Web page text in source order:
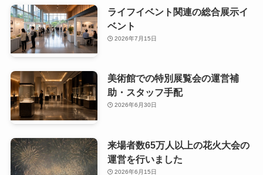
ライフイベント関連の総合展示イ
ベント
2026年7月15日
美術館での特別展覧会の運営補
助・スタッフ手配
2026年6月30日
来場者数65万人以上の花火大会の
運営を行いました
2026年6月15日